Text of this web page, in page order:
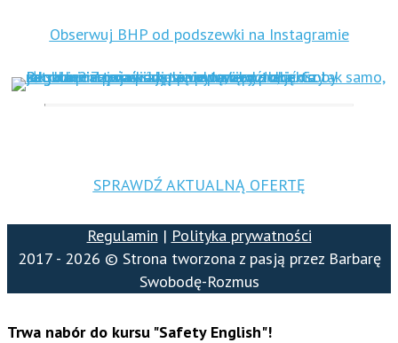
Obserwuj BHP od podszewki na Instagramie
SPRAWDŹ AKTUALNĄ OFERTĘ
Regulamin | Polityka prywatności
2017 - 2026 © Strona tworzona z pasją przez Barbarę
Swobodę-Rozmus
Trwa nabór do kursu "Safety English"!